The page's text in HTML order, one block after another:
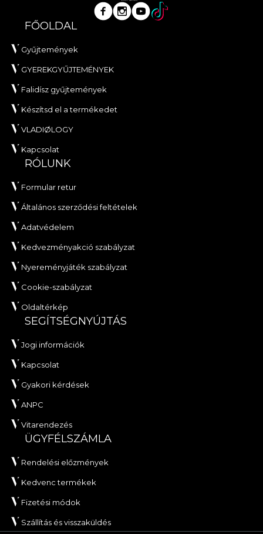
FŐOLDAL
Gyűjtemények
GYEREKGYŰJTEMÉNYEK
Falidísz gyűjtemények
Készítsd el a termékedet
VLADIØLOGY
Kapcsolat
RÓLUNK
Formular retur
Általános szerződési feltételek
Adatvédelem
Kedvezményakció szabályzat
Nyereményjáték szabályzat
Cookie-szabályzat
Oldaltérkép
SEGÍTSÉGNYÚJTÁS
Jogi információk
Kapcsolat
Gyakori kérdések
ANPC
Vitarendezés
ÜGYFÉLSZÁMLA
Rendelési előzmények
Kedvenc termékek
Fizetési módok
Szállítás és visszaküldés